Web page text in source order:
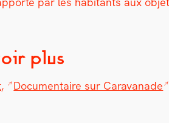
plus
, Doc­u­men­taire sur Car­a­vanade